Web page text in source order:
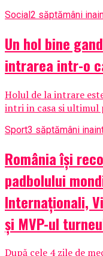
Social2 săptămâni
Un hol bine
intrarea intr-o
Holul de la intrare
intri in casa si ultimul
Sport3 săptămâni
România își
padbolului
Internaționali,
și MVP-ul
După cele 4 zile de